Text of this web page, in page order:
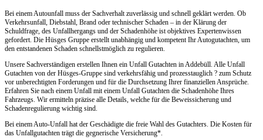
Bei einem Autounfall muss der Sachverhalt zuverlässig und schnell geklärt werden. Ob
Verkehrsunfall, Diebstahl, Brand oder technischer Schaden – in der Klärung der
Schuldfrage, des Unfallhergangs und der Schadenhöhe ist objektives Expertenwissen
gefordert. Die Hüsges Gruppe erstellt unabhängig und kompetent Ihr Autogutachten, um
den entstandenen Schaden schnellstmöglich zu regulieren.
Unsere Sachverständigen erstellen Ihnen ein Unfall Gutachten in Addebüll. Alle Unfall
Gutachten von der Hüsges-Gruppe sind verkehrsfähig und prozesstauglich ? zum Schutz
vor unberechtigten Forderungen und für die Durchsetzung Ihrer finanziellen Ansprüche.
Erfahren Sie nach einem Unfall mit einem Unfall Gutachten die Schadenhöhe Ihres
Fahrzeugs. Wir ermitteln präzise alle Details, welche für die Beweissicherung und
Schadenregulierung wichtig sind.
Bei einem Auto-Unfall hat der Geschädigte die freie Wahl des Gutachters. Die Kosten für
das Unfallgutachten trägt die gegnerische Versicherung*.